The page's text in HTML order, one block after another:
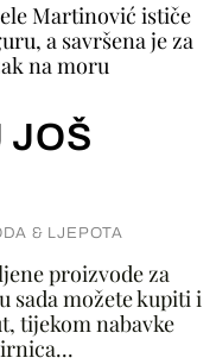
Martinović ističe
a savršena je za
na moru
JOŠ
& LJEPOTA
proizvode za
sada možete kupiti i
tijekom nabavke